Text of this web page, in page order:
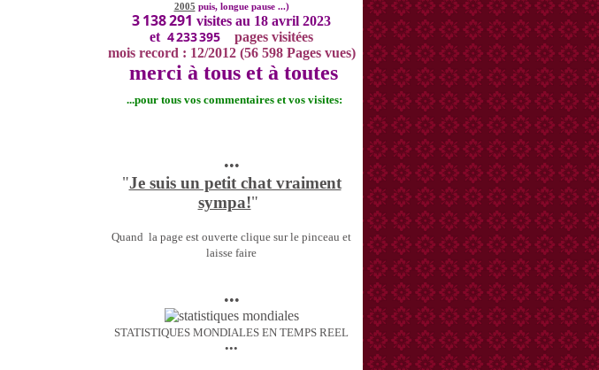
2005 puis, longue pause ...)
3 138 291 visites au 18 avril 2023
et 4 233 395
pages visitées
mois record : 12/2012 (56 598 Pages vues)
merci à tous et à toutes
...pour tous vos commentaires et vos visites:
•••
"Je suis un petit chat vraiment
sympa!"
Quand la page est ouverte clique sur le pinceau et
laisse faire
•••
STATISTIQUES MONDIALES EN TEMPS REEL
•••